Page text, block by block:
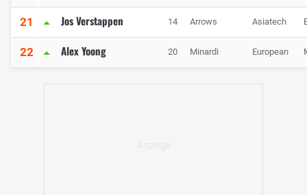
21 Jos Verstappen 14 Arrows Asiatech
22 Alex Yoong 20 Minardi European